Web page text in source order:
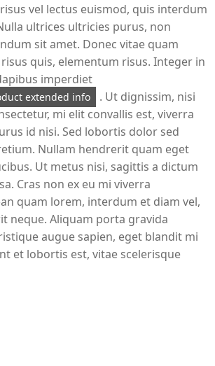
vel lectus euismod, quis interdum
ultrices ultricies purus, non
sit amet. Donec vitae quam
quis, elementum risus. Integer in
imperdiet
extended info
. Ut dignissim, nisi
mi elit convallis est, viverra
id nisi. Sed lobortis dolor sed
Nullam hendrerit quam eget
Ut metus nisi, sagittis a dictum
Cras non ex eu mi viverra
quam lorem, interdum et diam vel,
neque. Aliquam porta gravida
augue sapien, eget blandit mi
et lobortis est, vitae scelerisque